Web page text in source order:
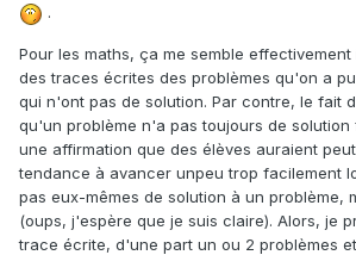
.
Pour les maths, ça me semble
des traces écrites des problèmes qu'on a
qui n'ont pas de solution. Par contre, le fait
qu'un problème n'a pas toujours de solution
une affirmation que des élèves auraient
tendance à avancer unpeu trop facilement
pas eux-mêmes de solution à un problème,
(oups, j'espère que je suis claire). Alors, je
trace écrite, d'une part un ou 2 problèmes